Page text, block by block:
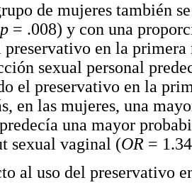
de mujeres también
p = .008) y con una
preservativo en la
sexual personal
el preservativo en la
en las mujeres, una
una mayor
sexual vaginal (OR =
al uso del preservativo